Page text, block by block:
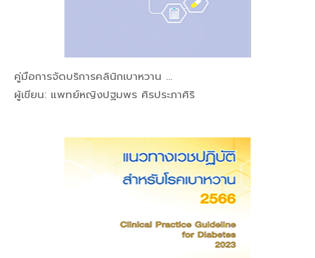
คู่มือการจัดบริการคลินิกเบาหวาน ...
ผู้เขียน: แพทย์หญิงปฐมพร ศิรประภาศิริ
In โรคของต...